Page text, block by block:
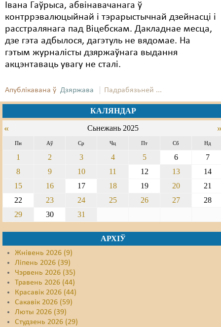
Івана Гаўрыса, абвінавачанага ў
контррэвалюцыйнай і тэрарыстычнай дзейнасці і
расстралянага пад Віцебскам. Дакладнае месца,
дзе гэта адбылося, дагэтуль не вядомае. На
гэтым журналісты дзяржаўнага выдання
акцэнтаваць увагу не сталі.
Апублікавана ў Дзяржава Падрабязьней ...
КАЛЯНДАР
« Сьнежань 2025
Пн Аў Ср Чц Пт Сб Нд
1 2 3 4 5 6
7
8
9 10 11 12 13
14
15
16 17 18 19 20
21
22
23 24 25 26 27
28
29
30 31
АРХІЎ
Жнівень 2026 (9)
Ліпень 2026 (39)
Чэрвень 2026 (35)
Травень 2026 (44)
Красавік 2026 (44)
Сакавік 2026 (59)
Люты 2026 (39)
Студзень 2026 (29)
Палітвязьні
Праваабаронцы
Правы дзіцяці
Пэнітэнцыярная сыстэма
Рознае
Свабода слова
Свабода сумленьня
Суд
Сьмяротнае пакараньне
Экалёгія
Правы працоўных